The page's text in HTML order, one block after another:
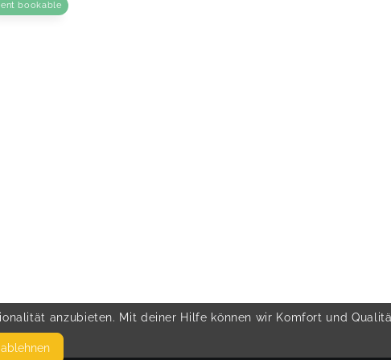
bookable
anzubieten. Mit deiner Hilfe können wir Komfort und